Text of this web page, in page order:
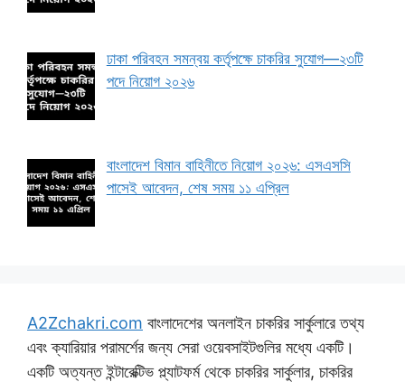
ঢাকা পরিবহন সমন্বয় কর্তৃপক্ষে চাকরির সুযোগ—২৩টি
পদে নিয়োগ ২০২৬
বাংলাদেশ বিমান বাহিনীতে নিয়োগ ২০২৬: এসএসসি
পাসেই আবেদন, শেষ সময় ১১ এপ্রিল
A2Zchakri.com বাংলাদেশের অনলাইন চাকরির সার্কুলারে তথ্য
এবং ক্যারিয়ার পরামর্শের জন্য সেরা ওয়েবসাইটগুলির মধ্যে একটি।
একটি অত্যন্ত ইন্টারেক্টিভ প্ল্যাটফর্ম থেকে চাকরির সার্কুলার, চাকরির